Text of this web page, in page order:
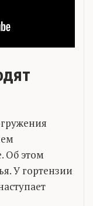
Об этом
У гортензии